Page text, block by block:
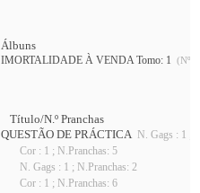
Álbuns
IMORTALIDADE À VENDA Tomo: 1 (Nº
Título/N.º Pranchas
QUESTÃO DE PRÁCTICA N. Gags : 1 ;
Cor : 1 ; N.Pranchas: 5
N. Gags : 1 ; N.Pranchas: 2
Cor : 1 ; N.Pranchas: 6